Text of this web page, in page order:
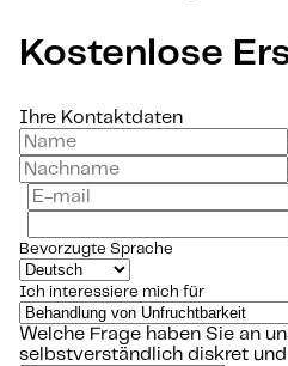
Kostenlose
Ihre Kontaktdaten
Bevorzugte Sprache
Ich interessiere mich für
Welche Frage haben Sie an
selbstverständlich diskret